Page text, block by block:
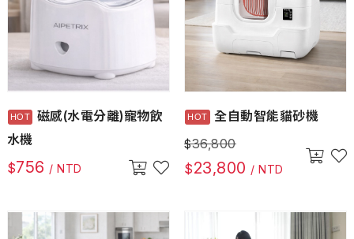
磁感(水電分離)寵物飲
水機
$756 / NTD
全自動智能貓砂機
$36,800
$23,800 / NTD